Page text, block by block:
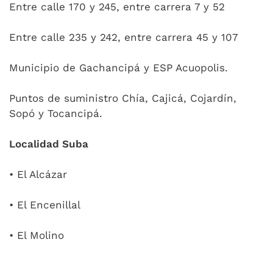
Entre calle 170 y 245, entre carrera 7 y 52
Entre calle 235 y 242, entre carrera 45 y 107
Municipio de Gachancipá y ESP Acuopolis.
Puntos de suministro Chía, Cajicá, Cojardín,
Sopó y Tocancipá.
Localidad Suba
• El Alcázar
• El Encenillal
• El Molino